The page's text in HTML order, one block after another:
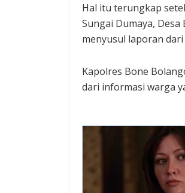
Hal itu terungkap
Sungai Dumaya,
menyusul laporan
Kapolres Bone
dari informasi warga